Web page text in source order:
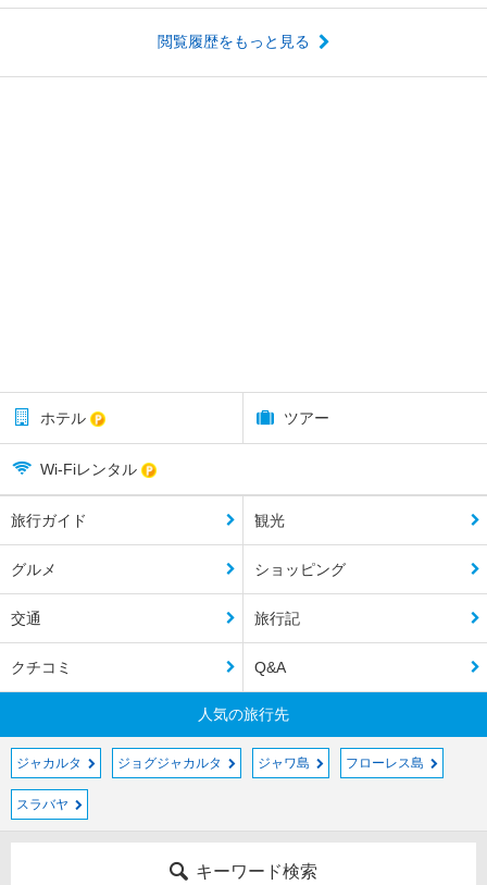
閲覧履歴をもっと見る
ホテル ツアー
Wi-Fiレンタル
旅行ガイド 観光
グルメ ショッピング
交通 旅行記
クチコミ Q&A
人気の旅行先
ジャカルタ ジョグジャカルタ ジャワ島 フローレス島
スラバヤ
キーワード検索